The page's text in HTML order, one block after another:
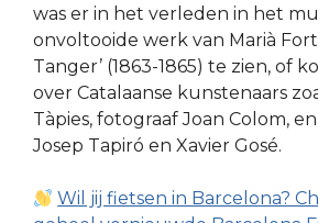
was er in het verleden in het
onvoltooide werk van Marià
Tanger’ (1863-1865) te zien, of
over Catalaanse kunstenaars
Tàpies, fotograaf Joan Colom,
Josep Tapiró en Xavier Gosé.
Wil jij fietsen in Barcelona?